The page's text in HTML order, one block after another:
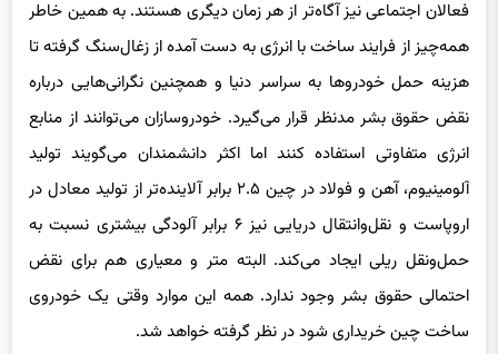
همه‌چیز از فرایند ساخت با انرژی به دست آمده از زغال‌سنگ گرفته تا
هزینه حمل خودروها به سراسر دنیا و همچنین نگرانی‌هایی درباره
نقض حقوق بشر مدنظر قرار می‌گیرد. خودروسازان می‌توانند از منابع
انرژی متفاوتی استفاده کنند اما اکثر دانشمندان می‌گویند تولید
آلومینیوم، آهن و فولاد در چین ۲.۵ برابر آلاینده‌تر از تولید معادل در
اروپاست و نقل‌وانتقال دریایی نیز ۶ برابر آلودگی بیشتری نسبت به
حمل‌ونقل ریلی ایجاد می‌کند. البته متر و معیاری هم برای نقض
احتمالی حقوق بشر وجود ندارد. همه این موارد وقتی یک خودروی
ساخت چین خریداری شود در نظر گرفته خواهد شد.